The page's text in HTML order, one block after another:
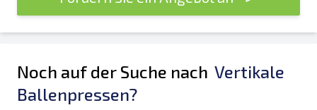
Noch auf der Suche nach Vertikale
Ballenpressen?